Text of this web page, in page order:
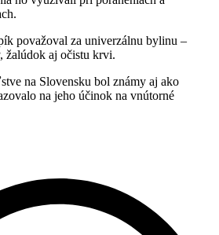
považoval za univerzálnu bylinu –
žalúdok aj očistu krvi.
na Slovensku bol známy aj ako
na jeho účinok na vnútorné